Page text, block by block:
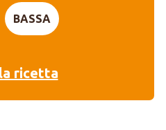
BASSA
ricetta